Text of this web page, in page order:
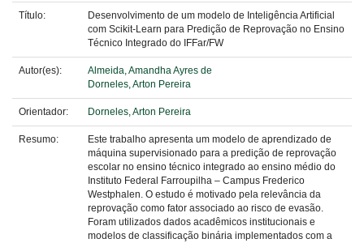
Título:
Desenvolvimento de um modelo de Inteligência Artificial
com Scikit-Learn para Predição de Reprovação no Ensino
Técnico Integrado do IFFar/FW
Autor(es):
Almeida, Amandha Ayres de
Dorneles, Arton Pereira
Orientador: Dorneles, Arton Pereira
Resumo:
Este trabalho apresenta um modelo de aprendizado de
máquina supervisionado para a predição de reprovação
escolar no ensino técnico integrado ao ensino médio do
Instituto Federal Farroupilha – Campus Frederico
Westphalen. O estudo é motivado pela relevância da
reprovação como fator associado ao risco de evasão.
Foram utilizados dados acadêmicos institucionais e
modelos de classificação binária implementados com a